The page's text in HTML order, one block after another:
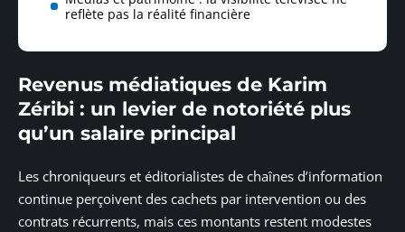
reflète pas la réalité financière
Revenus médiatiques de Karim
Zéribi : un levier de notoriété plus
qu’un salaire principal
Les chroniqueurs et éditorialistes de chaînes d’information
continue perçoivent des cachets par intervention ou des
contrats récurrents, mais ces montants restent modestes